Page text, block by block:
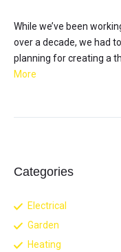
While we’ve been
over a decade, we had
planning for creating a
More
Categories
Electrical
Garden
Heating